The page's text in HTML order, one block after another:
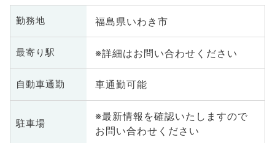
勤務地 福島県いわき市
最寄り駅 ※詳細はお問い合わせください
自動車通勤 車通勤可能
駐車場
※最新情報を確認いたしますので
お問い合わせください